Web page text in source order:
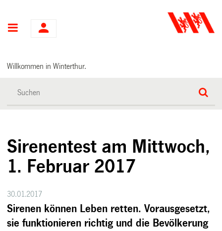
Hauptnavigation
Willkommen in Winterthur.
Sirenentest am Mittwoch,
1. Februar 2017
30.01.2017
Sirenen können Leben retten. Vorausgesetzt,
sie funktionieren richtig und die Bevölkerung